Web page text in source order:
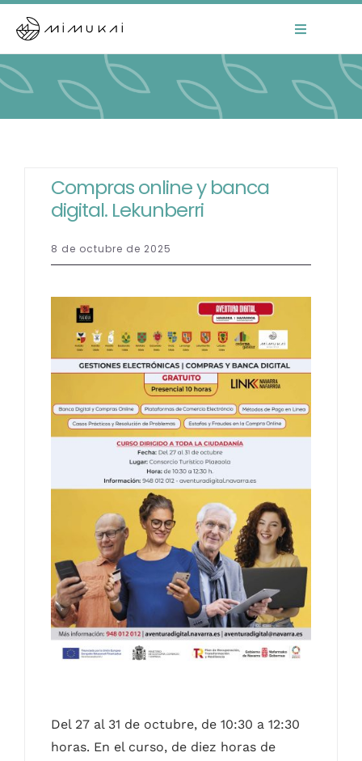
content
Toggle
Navigation
Home
El Centro
La Comunidad
Actualidad
Contacto
Castellano
Compras online y banca
digital. Lekunberri
8 de octubre de 2025
Del 27 al 31 de octubre, de 10:30 a 12:30
horas. En el curso, de diez horas de